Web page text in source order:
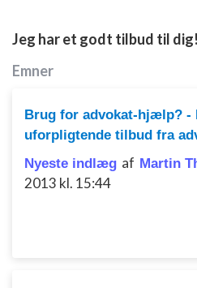
Jeg har et godt tilbud til dig!
Emner
Brug for advokat-hjælp? -
uforpligtende tilbud fra
Nyeste indlæg af Martin
2013 kl. 15:44
Oprette profiler til tilpasset
Bruge profiler til at vælge
Oprette profiler for at tilpasse
Måle annonceringseffektivitet